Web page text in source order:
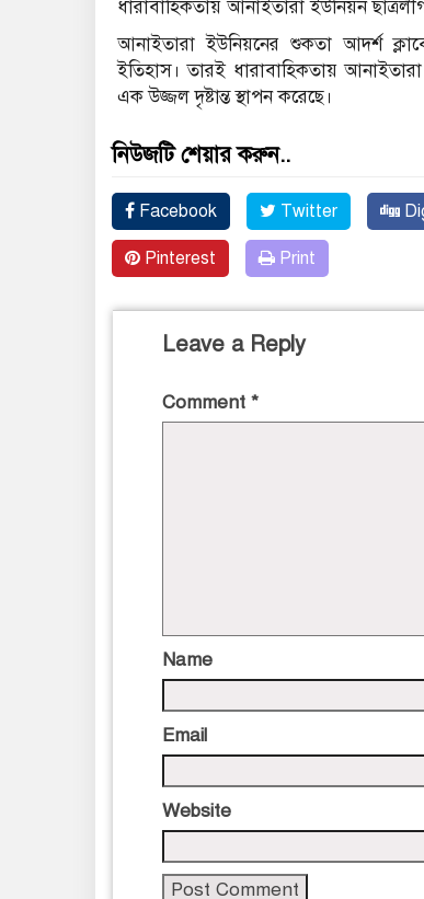
ধারাবাহিকতায় আনাইতারা ইউনিয়ন
আনাইতারা ইউনিয়নের শুকতা আদর্শ
ইতিহাস। তারই ধারাবাহিকতায়
এক উজ্জল দৃষ্টান্ত স্থাপন করেছে।
নিউজটি শেয়ার করুন..
Facebook Twitter
Pinterest Print
Leave a Reply
Comment *
Name
Email
Website